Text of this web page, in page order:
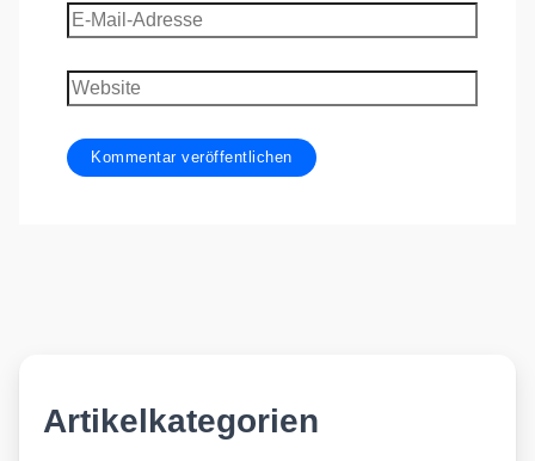
E-
Mail-
Adresse
Website
Artikelkategorien